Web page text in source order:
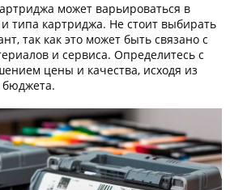
может варьироваться в
типа картриджа. Не стоит выбирать
так как это может быть связано с
и сервиса. Определитесь с
цены и качества, исходя из
бюджета.